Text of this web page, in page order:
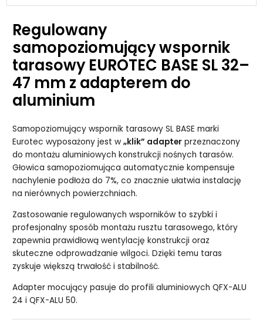
Regulowany
samopoziomujący wspornik
tarasowy EUROTEC BASE SL 32–
47 mm z adapterem do
aluminium
Samopoziomujący wspornik tarasowy SL BASE marki
Eurotec wyposażony jest w„klik” adapter przeznaczony
do montażu aluminiowych konstrukcji nośnych tarasów.
Głowica samopoziomująca automatycznie kompensuje
nachylenie podłoża do 7%, co znacznie ułatwia instalację
na nierównych powierzchniach.
Zastosowanie regulowanych wsporników to szybki i
profesjonalny sposób montażu rusztu tarasowego, który
zapewnia prawidłową wentylację konstrukcji oraz
skuteczne odprowadzanie wilgoci. Dzięki temu taras
zyskuje większą trwałość i stabilność.
Adapter mocujący pasuje do profili aluminiowych QFX-ALU
24 i QFX-ALU 50.